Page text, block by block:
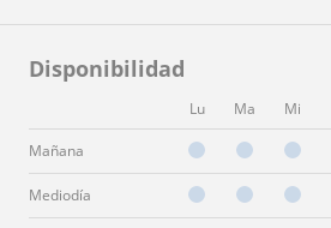
Disponibilidad
Lu Ma Mi
Mañana
Mediodía